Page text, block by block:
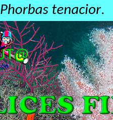
Phorbas tenacior.